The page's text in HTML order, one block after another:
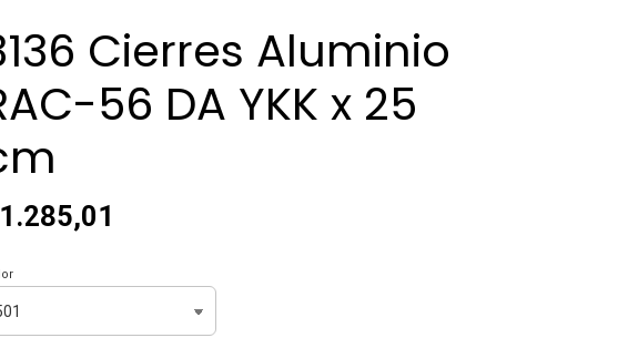
Cierres Aluminio
56 DA YKK x 25